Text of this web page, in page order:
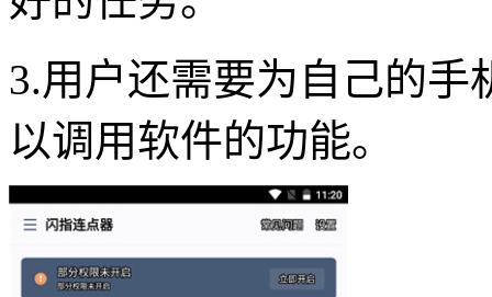
3.用户还需要为自己的
以调用软件的功能。